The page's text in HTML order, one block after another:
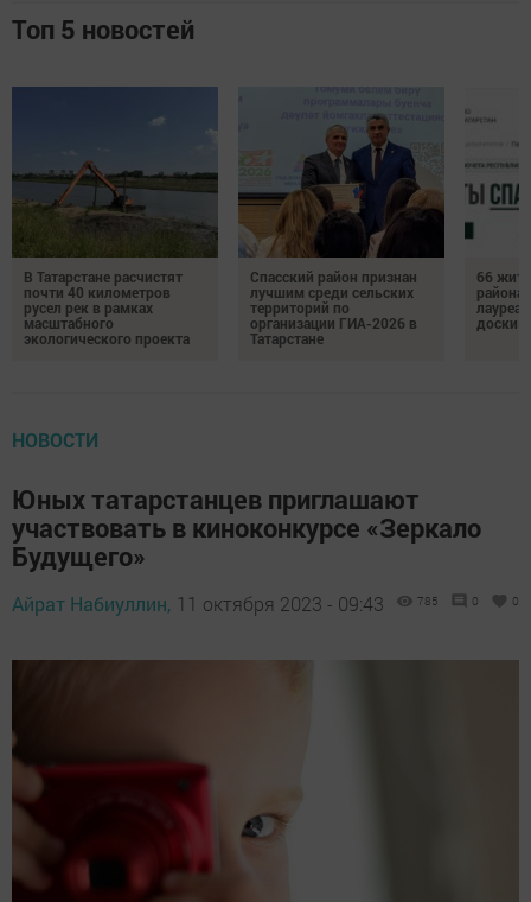
Топ 5 новостей
В Татарстане расчистят
почти 40 километров
русел рек в рамках
масштабного
экологического проекта
Спасский район признан
лучшим среди сельских
территорий по
организации ГИА-2026 в
Татарстане
66
района
доски
НОВОСТИ
Юных татарстанцев приглашают
участвовать в киноконкурсе «Зеркало
Будущего»
Айрат Набиуллин, 11 октября 2023 - 09:43 785 0 0